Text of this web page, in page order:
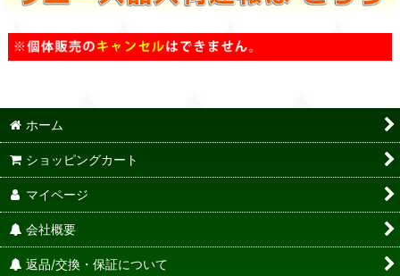
ホーム
ショッピングカート
マイページ
会社概要
返品/交換・保証について